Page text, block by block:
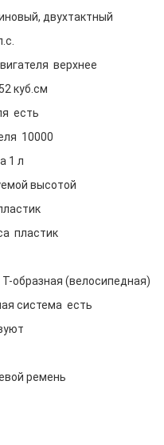
двухтактный
верхнее
куб.см
есть
10000
1 л
высотой
пластик
образная (велосипедная)
система есть
ремень